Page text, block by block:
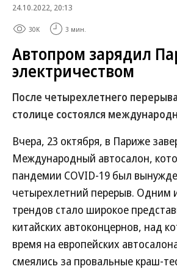
24.10.2022, 20:13
30K 3 мин.
Автопром зарядил
электричеством
После четырехлетнего
столице состоялся
Вчера, 23 октября, в Париже
Международный автосалон,
пандемии COVID-19 был
четырехлетний перерыв. Одним
трендов стало широкое
китайских автоконцернов, над
время на европейских
смеялись за провальные краш-